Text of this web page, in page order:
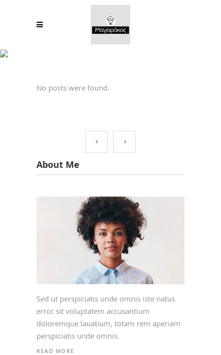
No posts were found.
About Me
Sed ut perspiciatis unde omnis iste natus
error sit voluptatem accusantium
doloremque lauatium, totam rem aperiam
perspiciatis unde omnis.
READ MORE